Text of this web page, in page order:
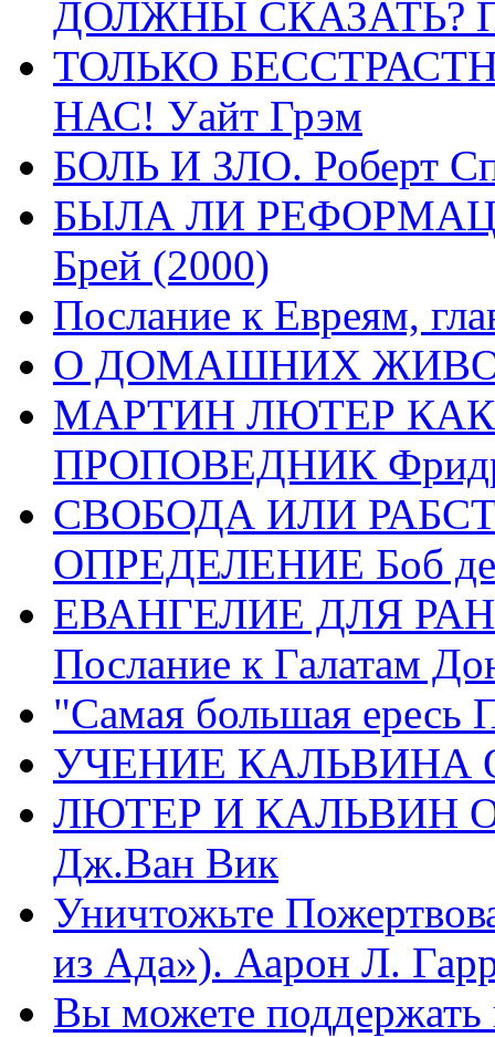
ДОЛЖНЫ СКАЗАТЬ?
ТОЛЬКО
НАС! Уайт Грэм
БОЛЬ И ЗЛО. Роберт
БЫЛА ЛИ
Брей (2000)
Послание к Евреям,
О ДОМАШНИХ
МАРТИН ЛЮТЕР
ПРОПОВЕДНИК
СВОБОДА ИЛИ
ОПРЕДЕЛЕНИЕ Боб де
ЕВАНГЕЛИЕ ДЛЯ
Послание к Галатам
"Самая большая ересь
УЧЕНИЕ КАЛЬВИНА
ЛЮТЕР И КАЛЬВИН
Дж.Ван Вик
Уничтожьте
из Ада»). Аарон Л.
Вы можете